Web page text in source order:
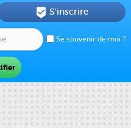
Se souvenir de moi ?
 S'inscrire